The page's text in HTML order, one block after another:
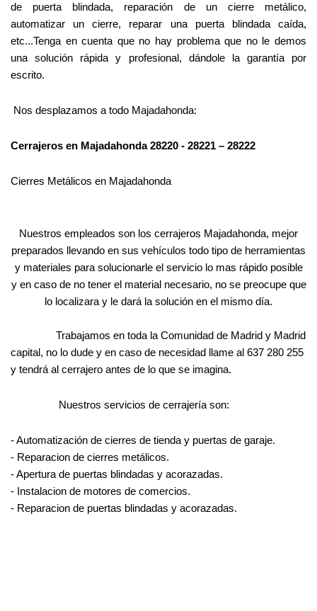
de puerta blindada, reparación de un cierre metálico,
automatizar un cierre, reparar una puerta blindada caída,
etc...Tenga en cuenta que no hay problema que no le demos
una solución rápida y profesional, dándole la garantía por
escrito.
Nos desplazamos a todo Majadahonda:
Cerrajeros en Majadahonda 28220 - 28221 – 28222
Cierres Metálicos en Majadahonda
Nuestros empleados son los cerrajeros Majadahonda, mejor
preparados llevando en sus vehículos todo tipo de herramientas
y materiales para solucionarle el servicio lo mas rápido posible
y en caso de no tener el material necesario, no se preocupe que
lo localizara y le dará la solución en el mismo día.
Trabajamos en toda la Comunidad de Madrid y Madrid
capital, no lo dude y en caso de necesidad llame al 637 280 255
y tendrá al cerrajero antes de lo que se imagina.
Nuestros servicios de cerrajería son:
- Automatización de cierres de tienda y puertas de garaje.
- Reparacion de cierres metálicos.
- Apertura de puertas blindadas y acorazadas.
- Instalacion de motores de comercios.
- Reparacion de puertas blindadas y acorazadas.